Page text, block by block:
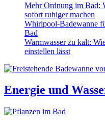
Mehr Ordnung im Bad:
sofort ruhiger machen
Whirlpool-Badewanne
Bad
Warmwasser zu kalt:
einstellen lässt
Energie und